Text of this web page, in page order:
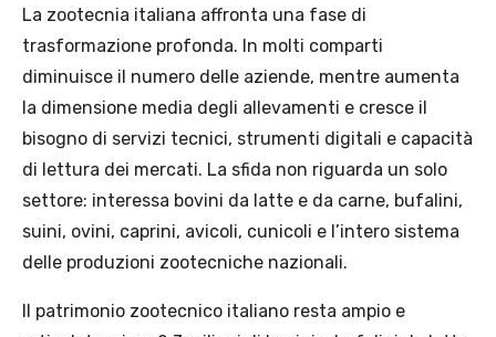
La zootecnia italiana affronta una fase di
trasformazione profonda. In molti comparti
diminuisce il numero delle aziende, mentre aumenta
la dimensione media degli allevamenti e cresce il
bisogno di servizi tecnici, strumenti digitali e capacità
di lettura dei mercati. La sfida non riguarda un solo
settore: interessa bovini da latte e da carne, bufalini,
suini, ovini, caprini, avicoli, cunicoli e l’intero sistema
delle produzioni zootecniche nazionali.
Il patrimonio zootecnico italiano resta ampio e